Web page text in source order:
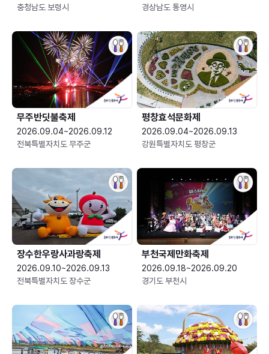
충청남도 보령시
경상남도 통영시
무주반딧불축제
2026.09.04~2026.09.12
전북특별자치도 무주군
평창효석문화제
2026.09.04~2026.09.13
강원특별자치도 평창군
장수한우랑사과랑축제
2026.09.10~2026.09.13
전북특별자치도 장수군
부천국제만화축제
2026.09.18~2026.09.20
경기도 부천시